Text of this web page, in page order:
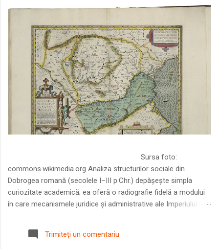
Sursa foto:
commons.wikimedia.org Analiza structurilor sociale din
Dobrogea romană (secolele I–III p.Chr.) depășește simpla
curiozitate academică; ea oferă o radiografie fidelă a modului
în care mecanismele juridice și administrative ale Imperiului
Într-o epocă în care prosperitatea excepțională a lumii romane
era susținută de o mobilitate socială dinamică și de o libertate
Trimiteți un comentariu